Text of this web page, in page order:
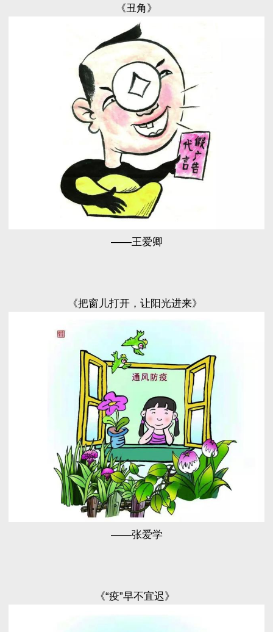
《丑角》
——王爱卿
《把窗儿打开，让阳光进来》
——张爱学
《“疫”早不宜迟》